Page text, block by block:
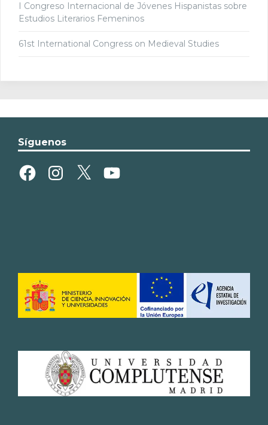
I Congreso Internacional de Jóvenes Hispanistas sobre
Estudios Literarios Femeninos
61st International Congress on Medieval Studies
Síguenos
FacebookInstagram
X YouTube